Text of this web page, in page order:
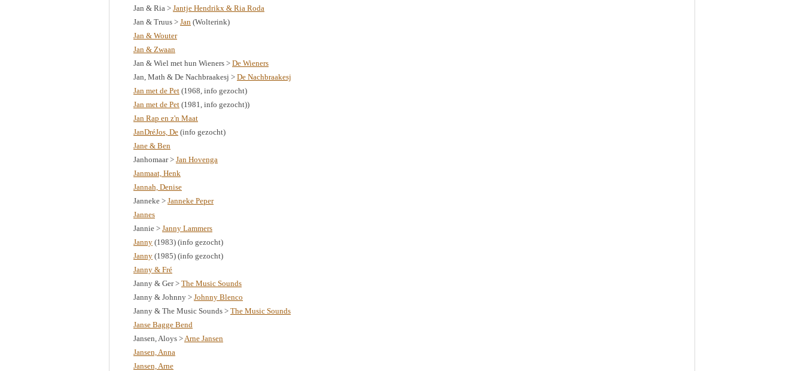
Jan & Ria > Jantje Hendrikx & Ria Roda
Jan & Truus > Jan (Wolterink)
Jan & Wouter
Jan & Zwaan
Jan & Wiel met hun Wieners > De Wieners
Jan, Math & De Nachbraakesj > De Nachbraakesj
Jan met de Pet (1968, info gezocht)
Jan met de Pet (1981, info gezocht))
Jan Rap en z'n Maat
JanDréJos, De (info gezocht)
Jane & Ben
Janhomaar > Jan Hovenga
Janmaat, Henk
Jannah, Denise
Janneke > Janneke Peper
Jannes
Jannie > Janny Lammers
Janny (1983) (info gezocht)
Janny (1985) (info gezocht)
Janny & Fré
Janny & Ger > The Music Sounds
Janny & Johnny > Johnny Blenco
Janny & The Music Sounds > The Music Sounds
Janse Bagge Bend
Jansen, Aloys >Arne Jansen
Jansen, Anna
Jansen, Arne